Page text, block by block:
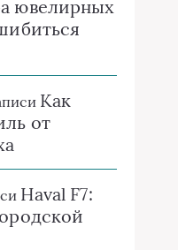
ювелирных
Как
от
Haval F7: